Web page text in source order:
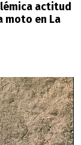
actitud
moto en La